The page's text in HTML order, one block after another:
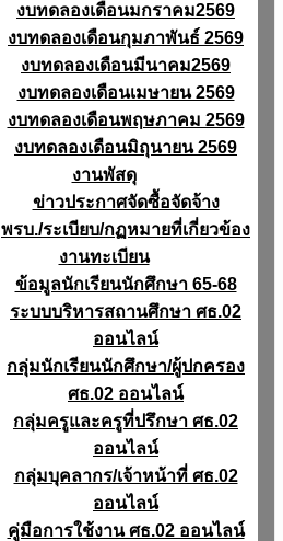
งบทดลองเดือนมกราคม2569
งบทดลองเดือนกุมภาพันธ์ 2569
งบทดลองเดือนมีนาคม2569
งบทดลองเดือนเมษายน 2569
งบทดลองเดือนพฤษภาคม 2569
งบทดลองเดือนมิถุนายน 2569
งานพัสดุ
ข่าวประกาศจัดซื้อจัดจ้าง
พรบ./ระเบียบ/กฏหมายที่เกี่ยวข้อง
งานทะเบียน
ข้อมูลนักเรียนนักศึกษา 65-68
ระบบบริหารสถานศึกษา ศธ.02
ออนไลน์
กลุ่มนักเรียนนักศึกษา/ผู้ปกครอง
ศธ.02 ออนไลน์
กลุ่มครูและครูที่ปรึกษา ศธ.02
ออนไลน์
กลุ่มบุคลากร/เจ้าหน้าที่ ศธ.02
ออนไลน์
คู่มือการใช้งาน ศธ.02 ออนไลน์